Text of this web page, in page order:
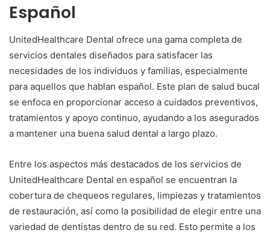
Español
UnitedHealthcare Dental ofrece una gama completa de
servicios dentales diseñados para satisfacer las
necesidades de los individuos y familias, especialmente
para aquellos que hablan español. Este plan de salud bucal
se enfoca en proporcionar acceso a cuidados preventivos,
tratamientos y apoyo continuo, ayudando a los asegurados
a mantener una buena salud dental a largo plazo.
Entre los aspectos más destacados de los servicios de
UnitedHealthcare Dental en español se encuentran la
cobertura de chequeos regulares, limpiezas y tratamientos
de restauración, así como la posibilidad de elegir entre una
variedad de dentistas dentro de su red. Esto permite a los